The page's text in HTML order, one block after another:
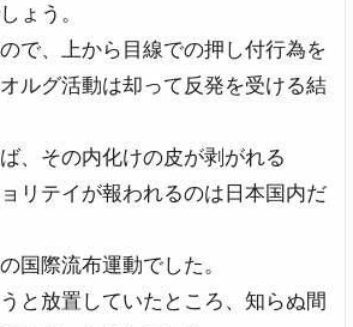
ょう。
で、上から目線での押し付行為を
ルグ活動は却って反発を受ける結
、その内化けの皮が剥がれる
リテイが報われるのは日本国内だ
国際流布運動でした。
と放置していたところ、知らぬ間